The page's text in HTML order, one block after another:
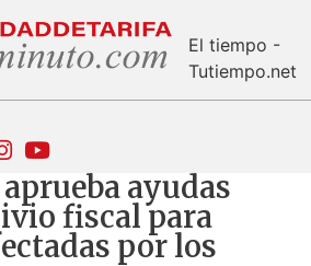
El tiempo -
Tutiempo.net
ayudas
fiscal para
por los